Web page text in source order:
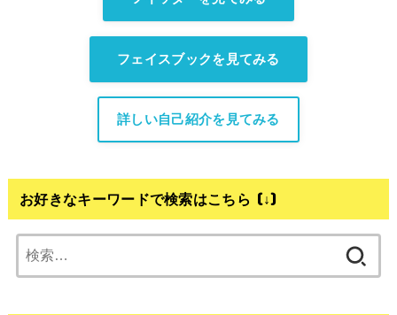
フェイスブックを見てみる
詳しい自己紹介を見てみる
お好きなキーワードで検索はこちら (↓)
索: